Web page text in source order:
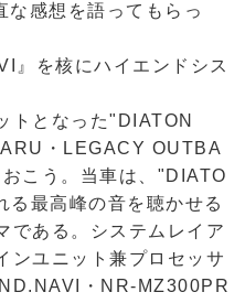
な感想を語ってもらっ
』を核にハイエンドシス
トとなった"DIATON
・LEGACY OUTBA
こう。当車は、"DIATO
る最高峰の音を聴かせる
である。システムレイア
ンユニット兼プロセッサ
・NR-MZ300PR